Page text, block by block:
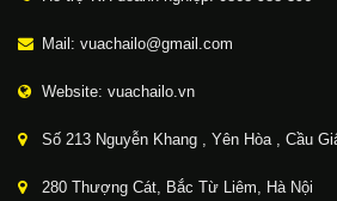
Mail: vuachailo@gmail.com
Website: vuachailo.vn
Số 213 Nguyễn Khang , Yên Hòa , Cầu
280 Thượng Cát, Bắc Từ Liêm, Hà Nội